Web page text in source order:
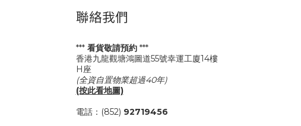
聯絡我們
*** 看貨敬請預約***
香港九龍觀塘鴻圖道55號幸運工廈14樓
H座
(全資自置物業超過40年)
(按此看地圖)
電話：(852) 92719456